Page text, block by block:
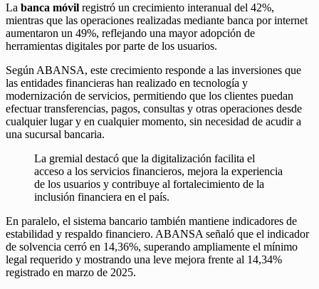
La banca móvil registró un crecimiento interanual del 42%,
mientras que las operaciones realizadas mediante banca por internet
aumentaron un 49%, reflejando una mayor adopción de
herramientas digitales por parte de los usuarios.
Según ABANSA, este crecimiento responde a las inversiones que
las entidades financieras han realizado en tecnología y
modernización de servicios, permitiendo que los clientes puedan
efectuar transferencias, pagos, consultas y otras operaciones desde
cualquier lugar y en cualquier momento, sin necesidad de acudir a
una sucursal bancaria.
La gremial destacó que la digitalización facilita el
acceso a los servicios financieros, mejora la experiencia
de los usuarios y contribuye al fortalecimiento de la
inclusión financiera en el país.
En paralelo, el sistema bancario también mantiene indicadores de
estabilidad y respaldo financiero. ABANSA señaló que el indicador
de solvencia cerró en 14,36%, superando ampliamente el mínimo
legal requerido y mostrando una leve mejora frente al 14,34%
registrado en marzo de 2025.